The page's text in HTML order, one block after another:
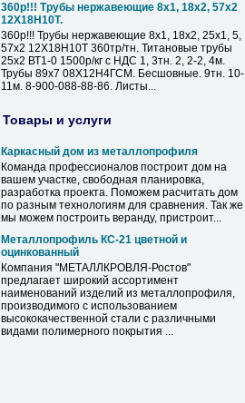
360р!!! Трубы нержавеющие 8х1, 18х2, 57х2
12Х18Н10Т.
360р!!! Трубы нержавеющие 8х1, 18х2, 25х1, 5,
57х2 12Х18Н10Т 360тр/тн. Титановые трубы
25х2 ВТ1-0 1500р/кг с НДС 1, 3тн. 2, 2-2, 4м.
Трубы 89х7 08Х12Н4ГСМ. Бесшовные. 9тн. 10-
11м. 8-900-088-88-86. Листы...
Товары и услуги
Каркасный дом из металлопрофиля
Команда профессионалов построит дом на
вашем участке, свободная планировка,
разработка проекта. Поможем расчитать дом
по разным технологиям для сравнения. Так же
мы можем построить веранду, пристроит...
Металлопрофиль КС-21 цветной и
оцинкованный
Компания "МЕТАЛЛКРОВЛЯ-Ростов"
предлагает широкий ассортимент
наименований изделий из металлопрофиля,
производимого с использованием
высококачественной стали с различными
видами полимерного покрытия ...